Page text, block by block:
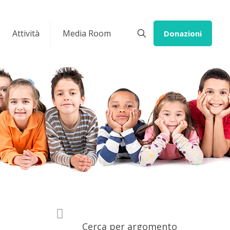
Attività Media Room Donazioni
Cerca per argomento